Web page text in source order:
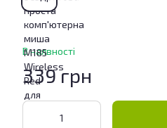
В наявності
339 грн